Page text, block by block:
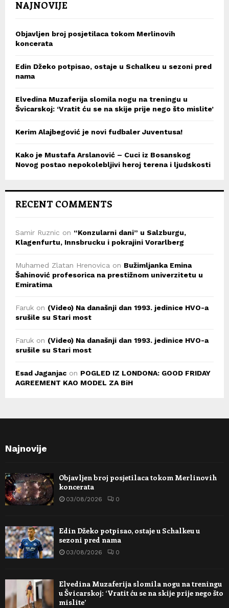
NAJNOVIJE
Objavljen broj posjetilaca tokom Merlinovih
koncerata
Edin Džeko potpisao, ostaje u Schalkeu u sezoni pred
nama
Elvedina Muzaferija slomila nogu na treningu u
Švicarskoj: ‘Vratit ću se na skije prije nego što mislite’
Kerim Alajbegović je novi fudbaler Juventusa!
Kako je Mustafa Arslanović – Cuci iz Bosanskog
Novog postao nepokolebljivi heroj terena i ljudskosti
RECENT COMMENTS
Samir Ruznic on “Konzularni dani” u Salzburgu,
Klagenfurtu, Innsbrucku i pokrajini Vorarlberg
Muhamed Zlatan Hrenovica on Bužimljanka Emina
Šahinović profesorica na prestižnom univerzitetu u
Emiratima
Faruk on (Video) Na današnji dan 1993. jedinice HVO-a
srušile su Stari most
Faruk on (Video) Na današnji dan 1993. jedinice HVO-a
srušile su Stari most
Esad Jaganjac on POGLED IZ LONDONA: GOOD FRIDAY
AGREEMENT KAO MODEL ZA BiH
Najnovije
Objavljen broj posjetilaca tokom Merlinovih
koncerata
03/08/2026 0
Edin Džeko potpisao, ostaje u Schalkeu u
sezoni pred nama
03/08/2026 0
Elvedina Muzaferija slomila nogu na treningu
u Švicarskoj: ‘Vratit ću se na skije prije nego što
mislite’